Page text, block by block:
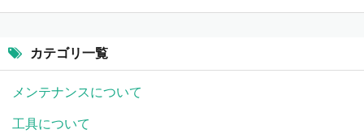
カテゴリ一覧
メンテナンスについて
工具について